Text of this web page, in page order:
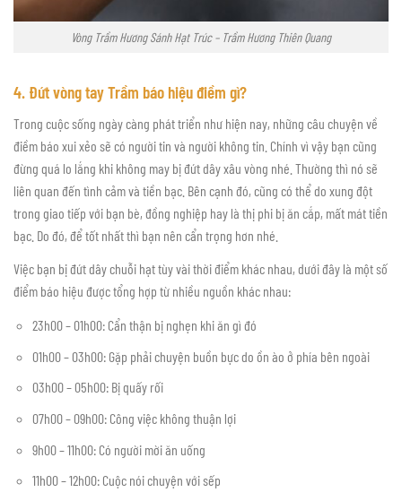
Vòng Trầm Hương Sánh Hạt Trúc – Trầm Hương Thiên Quang
4. Đứt vòng tay Trầm báo hiệu điềm gì?
Trong cuộc sống ngày càng phát triển như hiện nay, những câu chuyện về
điềm báo xui xẻo sẽ có người tin và người không tin. Chính vì vậy bạn cũng
đừng quá lo lắng khi không may bị đứt dây xâu vòng nhé. Thường thì nó sẽ
liên quan đến tình cảm và tiền bạc. Bên cạnh đó, cũng có thể do xung đột
trong giao tiếp với bạn bè, đồng nghiệp hay là thị phi bị ăn cắp, mất mát tiền
bạc. Do đó, để tốt nhất thì bạn nên cẩn trọng hơn nhé.
Việc bạn bị đứt dây chuỗi hạt tùy vài thời điểm khác nhau, dưới đây là một số
điểm báo hiệu được tổng hợp từ nhiều nguồn khác nhau:
23h00 – 01h00: Cẩn thận bị nghẹn khi ăn gì đó
01h00 – 03h00: Gặp phải chuyện buồn bực do ồn ào ở phía bên ngoài
03h00 – 05h00: Bị quấy rối
07h00 – 09h00: Công việc không thuận lợi
9h00 – 11h00: Có người mời ăn uống
11h00 – 12h00: Cuộc nói chuyện với sếp